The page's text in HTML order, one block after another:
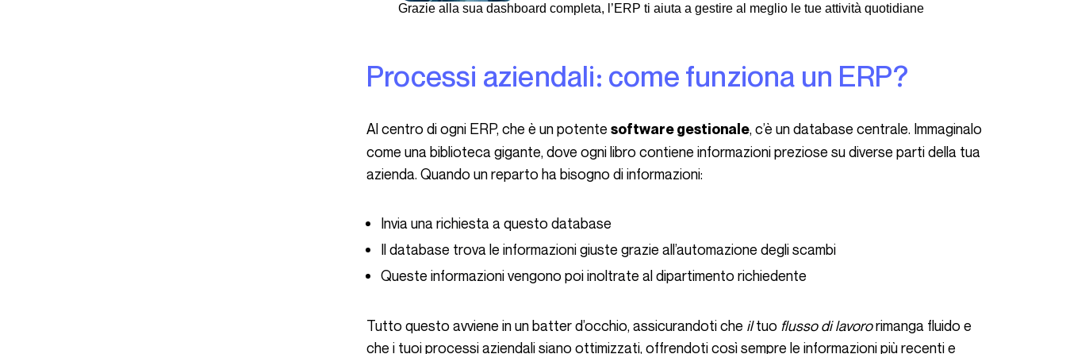
Grazie alla sua dashboard completa, l’ERP ti aiuta a gestire al meglio le tue attività quotidiane
Processi aziendali: come funziona un ERP?
Al centro di ogni ERP, che è un potente software gestionale, c’è un database centrale. Immaginalo
come una biblioteca gigante, dove ogni libro contiene informazioni preziose su diverse parti della tua
azienda. Quando un reparto ha bisogno di informazioni:
Invia una richiesta a questo database
Il database trova le informazioni giuste grazie all’automazione degli scambi
Queste informazioni vengono poi inoltrate al dipartimento richiedente
Tutto questo avviene in un batter d’occhio, assicurandoti che iltuo flusso di lavororimanga fluido e
che i tuoi processi aziendali siano ottimizzati, offrendoti così sempre le informazioni più recenti e